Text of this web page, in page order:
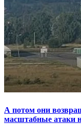
А потом они
масштабные атаки